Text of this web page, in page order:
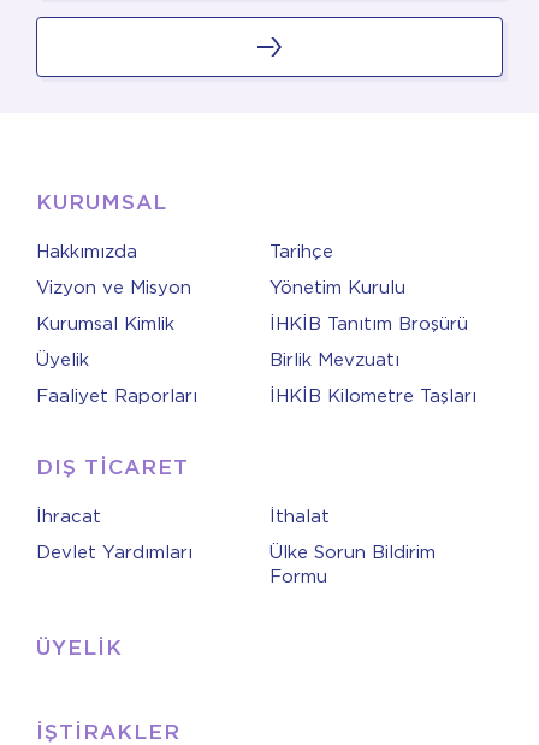
KURUMSAL
Hakkımızda
Tarihçe
Vizyon ve Misyon
Yönetim Kurulu
Kurumsal Kimlik
İHKİB Tanıtım Broşürü
Üyelik
Birlik Mevzuatı
Faaliyet Raporları
İHKİB Kilometre Taşları
DIŞ TİCARET
İhracat
İthalat
Devlet Yardımları
Ülke Sorun Bildirim
Formu
ÜYELİK
İŞTİRAKLER